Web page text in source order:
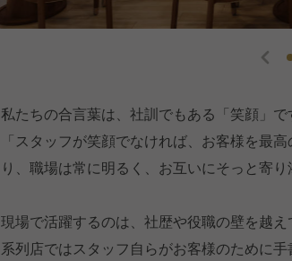
私たちの合言葉は、社訓でもある「笑顔」で
「スタッフが笑顔でなければ、お客様を最
り、職場は常に明るく、お互いにそっと寄
現場で活躍するのは、社歴や役職の壁を越
系列店ではスタッフ自らがお客様のために